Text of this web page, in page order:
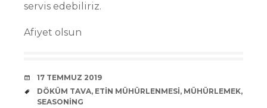
servis edebiliriz.
Afiyet olsun
DATE
17 TEMMUZ 2019
TAGS
DÖKÜM TAVA, ETIN MÜHÜRLENMESI, MÜHÜRLEMEK,
SEASONING